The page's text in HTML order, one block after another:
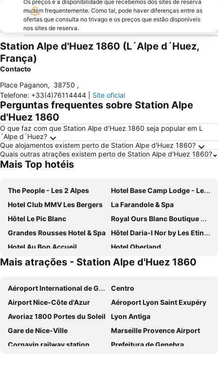
Os preços e a disponibilidade que recebemos dos sites de reserva
mudam frequentemente. Como tal, pode haver diferenças entre as
ofertas que consulta no trivago e os preços que estão disponíveis
nos sites de reserva.
Station Alpe d'Huez 1860 (L´Alpe d´Huez,
França)
Contacto
Place Paganon, 38750 ,
Telefone: +33(4)76114444 Site oficial
Perguntas frequentes sobre Station Alpe
d'Huez 1860
O que faz com que Station Alpe d'Huez 1860 seja popular em L
´Alpe d´Huez?
Que alojamentos existem perto de Station Alpe d'Huez 1860?
Quais outras atrações existem perto de Station Alpe d'Huez 1860?
Mais Top hotéis
The People - Les 2 Alpes
Hotel Base Camp Lodge - Les 2 Alpes
Hotel Club MMV Les Bergers
La Farandole & Spa
Hôtel Le Pic Blanc
Royal Ours Blanc Boutique Hôtel & Spa
Grandes Rousses Hotel & Spa
Hôtel Daria-I Nor by Les Etincelles
Hotel Au Bon Accueil
Hotel Oberland
Alp'Azur Hotel
Hôtel Les 2 Alpes L'Orée Des Pistes
Le Cairn
Le Chamois
Auberge de la Foret
Hôtel Chalet Mounier
Hotel Le Terminus
Auberge Restaurant du Virage
Hotel Des Alpes
Auberge du Freney
Madame Vacances Hôtel Ibiza
Chalet La Perle de L'Oisans - Appartements d'Exception
Mais atrações - Station Alpe d'Huez 1860
Aéroport International de Genève - Geneva International Airport
Centro
Airport Nice-Côte d'Azur
Aéroport Lyon Saint Exupéry
Avoriaz 1800 Portes du Soleil
Lyon Antiga
Gare de Nice-Ville
Marseille Provence Airport
Cornavin railway station
Prefeitura de Genebra